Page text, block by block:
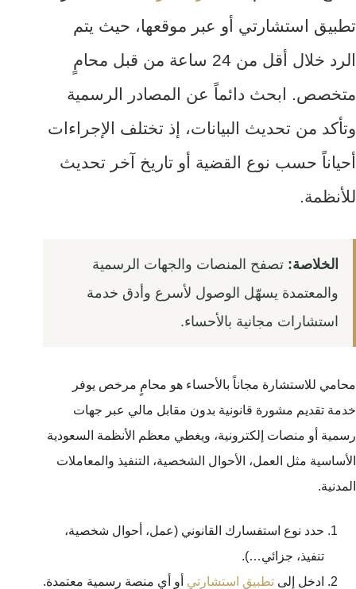
تطبيق استشارتي أو عبر موقعها، حيث يتم
الرد خلال أقل من 24 ساعة من قبل محامٍ
متخصص. ابحث دائماً عن المصادر الرسمية
وتأكد من تحديث البيانات، إذ تختلف الإجراءات
أحياناً حسب نوع القضية أو تاريخ آخر تحديث
للأنظمة.
الخلاصة: تصفح المنصات والجهات الرسمية
والمعتمدة يسهّل الوصول لأسرع وأدق خدمة
استشارات مجانية بالأحساء.
محامي للاستشارة مجاناً بالأحساء هو محامٍ مرخص يوفر
خدمة تقديم مشورة قانونية بدون مقابل مالي عبر جهات
رسمية أو منصات إلكترونية، ويغطي معظم الأنظمة السعودية
الأساسية مثل العمل، الأحوال الشخصية، التنفيذ والمعاملات
المدنية.
حدد نوع استفسارك القانوني (عمل، أحوال شخصية،
تنفيذ، جزائي…).
ادخل إلى تطبيق استشارتي أو أي منصة رسمية معتمدة.